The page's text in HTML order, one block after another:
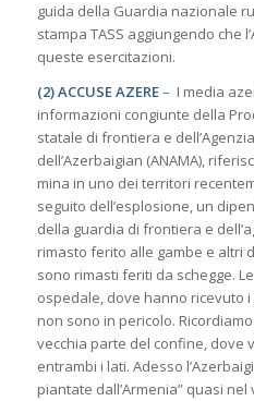
guida della Guardia nazionale
stampa TASS aggiungendo che
queste esercitazioni.
(2) ACCUSE AZERE– I media
informazioni congiunte della
statale di frontiera e
dell’Azerbaigian (ANAMA),
mina in uno dei territori
seguito dell’esplosione, un
della guardia di frontiera e
rimasto ferito alle gambe e altri
sono rimasti feriti da schegge.
ospedale, dove hanno ricevuto
non sono in pericolo.
vecchia parte del confine, dove
entrambi i lati. Adesso
piantate dall’Armenia” quasi